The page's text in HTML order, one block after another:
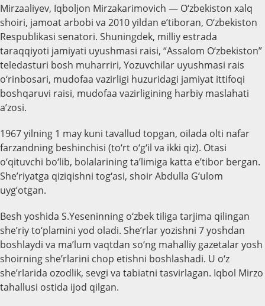
Mirzaaliyev, Iqboljon Mirzakarimovich — O‘zbekiston xalq
shoiri, jamoat arbobi va 2010 yildan e’tiboran, O‘zbekiston
Respublikasi senatori. Shuningdek, milliy estrada
taraqqiyoti jamiyati uyushmasi raisi, “Assalom O‘zbekiston”
teledasturi bosh muharriri, Yozuvchilar uyushmasi rais
o‘rinbosari, mudofaa vazirligi huzuridagi jamiyat ittifoqi
boshqaruvi raisi, mudofaa vazirligining harbiy maslahati
a’zosi.
1967 yilning 1 may kuni tavallud topgan, oilada olti nafar
farzandning beshinchisi (to‘rt o‘g‘il va ikki qiz). Otasi
o‘qituvchi bo‘lib, bolalarining ta’limiga katta e’tibor bergan.
She’riyatga qiziqishni tog‘asi, shoir Abdulla G‘ulom
uyg’otgan.
Besh yoshida S.Yeseninning o‘zbek tiliga tarjima qilingan
she’riy to‘plamini yod oladi. She’rlar yozishni 7 yoshdan
boshlaydi va ma’lum vaqtdan so‘ng mahalliy gazetalar yosh
shoirning she’rlarini chop etishni boshlashadi. U o‘z
she’rlarida ozodlik, sevgi va tabiatni tasvirlagan. Iqbol Mirzo
tahallusi ostida ijod qilgan.